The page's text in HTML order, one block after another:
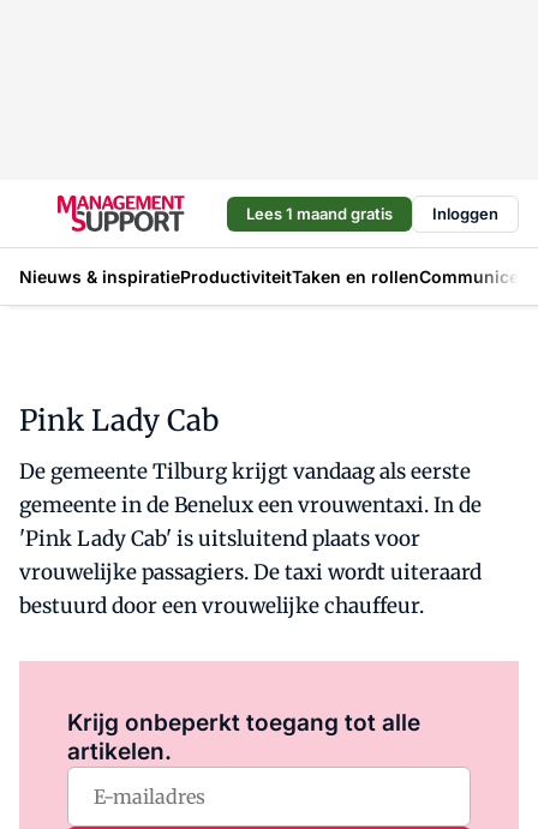
Lees 1 maand gratis Inloggen
Nieuws & inspiratieProductiviteitTaken en rollen
Pink Lady Cab
De gemeente Tilburg krijgt vandaag als eerste
gemeente in de Benelux een vrouwentaxi. In de
'Pink Lady Cab' is uitsluitend plaats voor
vrouwelijke passagiers. De taxi wordt uiteraard
bestuurd door een vrouwelijke chauffeur.
Krijg onbeperkt toegang tot alle
artikelen.